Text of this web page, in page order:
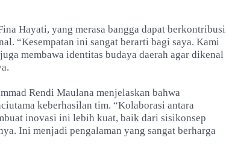
Hayati, yang merasa bangga dapat berkontribusi
“Kesempatan ini sangat berarti bagi saya. Kami
membawa identitas budaya daerah agar dikenal
Rendi Maulana menjelaskan bahwa
keberhasilan tim. “Kolaborasi antara
inovasi ini lebih kuat, baik dari sisikonsep
Ini menjadi pengalaman yang sangat berharga